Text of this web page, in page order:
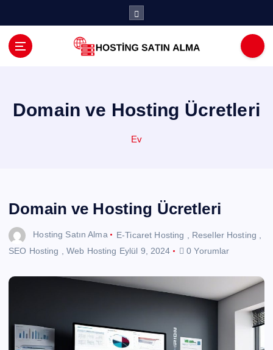
Domain ve Hosting Ücretleri
Ev
Domain ve Hosting Ücretleri
Hosting Satın Alma E-Ticaret Hosting Reseller Hosting
SEO Hosting
,Web Hosting Eylül 9, 2024 0 Yorumlar